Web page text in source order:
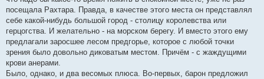
посещала Рахтара. Правда, в качестве этого места он представлял
себе какой-нибудь большой город - столицу королевства или
герцогства. И желательно - на морском берегу. И вместо этого ему
предлагали заросшее лесом предгорье, которое с любой точки
зрения было довольно диковатым местом. Причём - с жаждущими
крови анерами.
Было, однако, и два весомых плюса. Во-первых, барон предложил